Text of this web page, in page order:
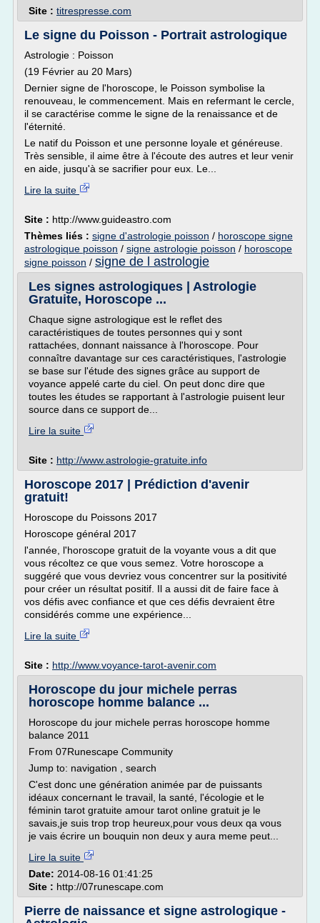
Site : titrespresse.com
Le signe du Poisson - Portrait astrologique
Astrologie : Poisson
(19 Février au 20 Mars)
Dernier signe de l'horoscope, le Poisson symbolise la
renouveau, le commencement. Mais en refermant le cercle,
il se caractérise comme le signe de la renaissance et de
l'éternité.
Le natif du Poisson et une personne loyale et généreuse.
Très sensible, il aime être à l'écoute des autres et leur venir
en aide, jusqu'à se sacrifier pour eux. Le...
Lire la suite
Site : http://www.guideastro.com
Thèmes liés : signe d'astrologie poisson / horoscope signe
astrologique poisson / signe astrologie poisson / horoscope
signe poisson / signe de l astrologie
Les signes astrologiques | Astrologie
Gratuite, Horoscope ...
Chaque signe astrologique est le reflet des
caractéristiques de toutes personnes qui y sont
rattachées, donnant naissance à l'horoscope. Pour
connaître davantage sur ces caractéristiques, l'astrologie
se base sur l'étude des signes grâce au support de
voyance appelé carte du ciel. On peut donc dire que
toutes les études se rapportant à l'astrologie puisent leur
source dans ce support de...
Lire la suite
Site : http://www.astrologie-gratuite.info
Horoscope 2017 | Prédiction d'avenir
gratuit!
Horoscope du Poissons 2017
Horoscope général 2017
l'année, l'horoscope gratuit de la voyante vous a dit que
vous récoltez ce que vous semez. Votre horoscope a
suggéré que vous devriez vous concentrer sur la positivité
pour créer un résultat positif. Il a aussi dit de faire face à
vos défis avec confiance et que ces défis devraient être
considérés comme une expérience...
Lire la suite
Site : http://www.voyance-tarot-avenir.com
Horoscope du jour michele perras
horoscope homme balance ...
Horoscope du jour michele perras horoscope homme
balance 2011
From 07Runescape Community
Jump to: navigation , search
C'est donc une génération animée par de puissants
idéaux concernant le travail, la santé, l'écologie et le
féminin tarot gratuite amour tarot online gratuit je le
savais,je suis trop trop heureux,pour vous deux qa vous
je vais écrire un bouquin non deux y aura meme peut...
Lire la suite
Date: 2014-08-16 01:41:25
Site : http://07runescape.com
Pierre de naissance et signe astrologique -